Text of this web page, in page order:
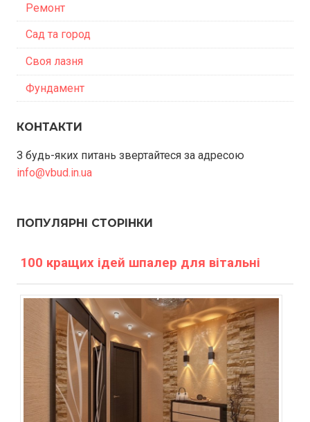
Ремонт
Сад та город
Своя лазня
Фундамент
КОНТАКТИ
З будь-яких питань звертайтеся за адресою
info@vbud.in.ua
ПОПУЛЯРНІ СТОРІНКИ
100 кращих ідей шпалер для вітальні